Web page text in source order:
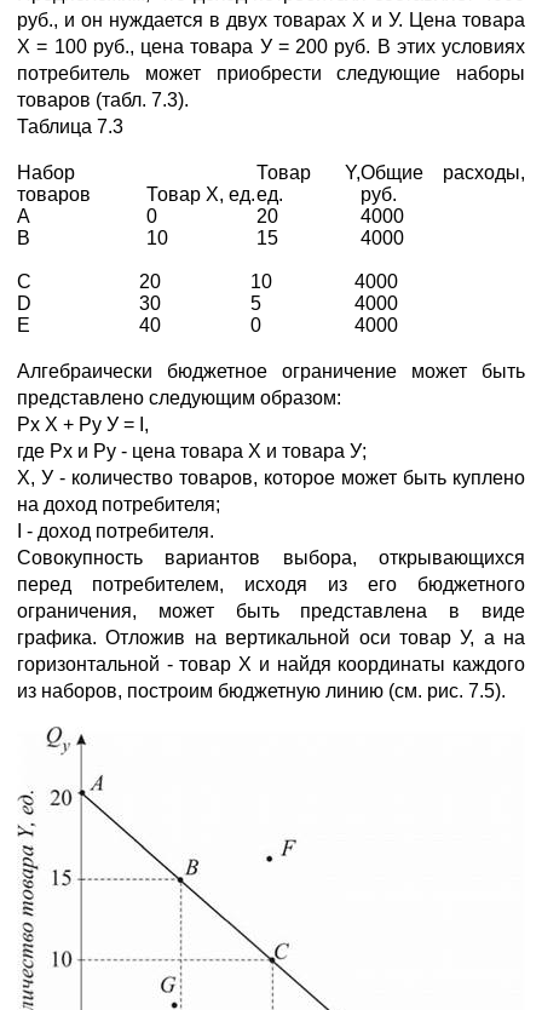
руб., и он нуждается в двух товарах Х и У. Цена товара
Х = 100 руб., цена товара У = 200 руб. В этих условиях
потребитель может приобрести следующие наборы
товаров (табл. 7.3).
Таблица 7.3
Набор
товаров
Товар X, ед.
Товар Y,
ед.
Общие расходы,
руб.
А
0 20
4000
B
10 15 4000
С 20 10
4000
D
30 5
4000
E
40 0 4000
Алгебраически бюджетное ограничение может быть
представлено следующим образом:
Рх Х + Ру У = I,
где Рх и Ру - цена товара Х и товара У;
Х, У - количество товаров, которое может быть куплено
на доход потребителя;
I - доход потребителя.
Совокупность вариантов выбора, открывающихся
перед потребителем, исходя из его бюджетного
ограничения, может быть представлена в виде
графика. Отложив на вертикальной оси товар У, а на
горизонтальной - товар Х и найдя координаты каждого
из наборов, построим бюджетную линию (см. рис. 7.5).